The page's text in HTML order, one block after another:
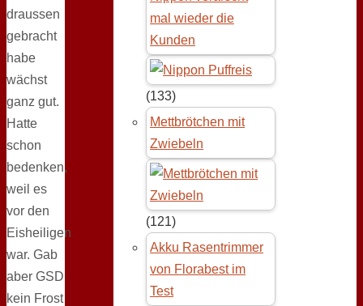
draussen
gebracht
habe
wächst
ganz gut.
Hatte
schon
bedenken,
weil es
vor den
Eisheiligen
war. Gab
aber GSD
kein Frost
mal wieder die
Kunden
(133)
Mettbrötchen mit
Zwiebeln
(121)
Akku Rasentrimmer
von Florabest im
Test